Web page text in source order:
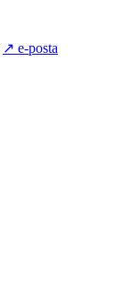
↗ e-posta